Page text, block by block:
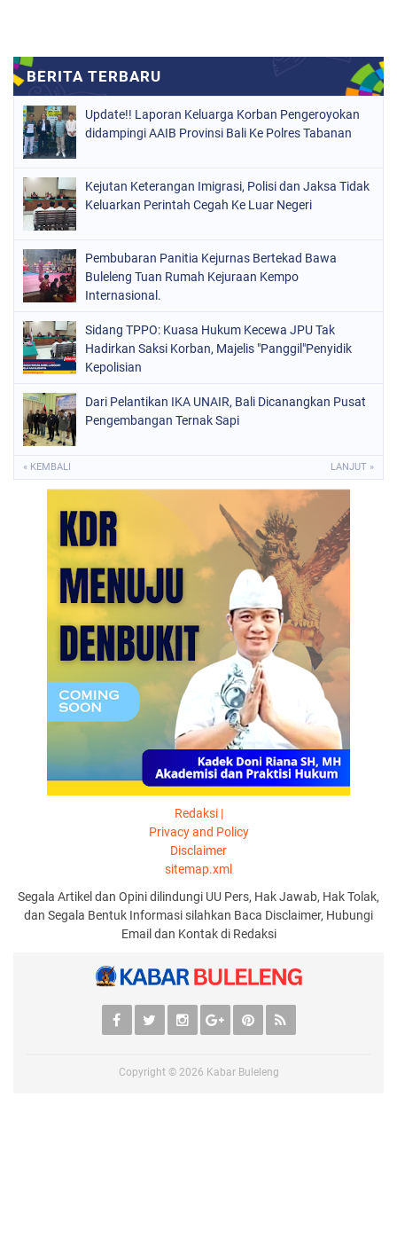
Update!! Laporan Keluarga Korban Pengeroyokan
didampingi AAIB Provinsi Bali Ke Polres Tabanan
Kejutan Keterangan Imigrasi, Polisi dan Jaksa Tidak
Keluarkan Perintah Cegah Ke Luar Negeri
Pembubaran Panitia Kejurnas Bertekad Bawa
Buleleng Tuan Rumah Kejuraan Kempo
Internasional.
Sidang TPPO: Kuasa Hukum Kecewa JPU Tak
Hadirkan Saksi Korban, Majelis "Panggil"Penyidik
Kepolisian
Dari Pelantikan IKA UNAIR, Bali Dicanangkan Pusat
Pengembangan Ternak Sapi
« KEMBALI LANJUT »
Redaksi |
Privacy and Policy
Disclaimer
sitemap.xml
Segala Artikel dan Opini dilindungi UU Pers, Hak Jawab, Hak Tolak,
dan Segala Bentuk Informasi silahkan Baca Disclaimer, Hubungi
Email dan Kontak di Redaksi
Copyright © 2026 Kabar Buleleng